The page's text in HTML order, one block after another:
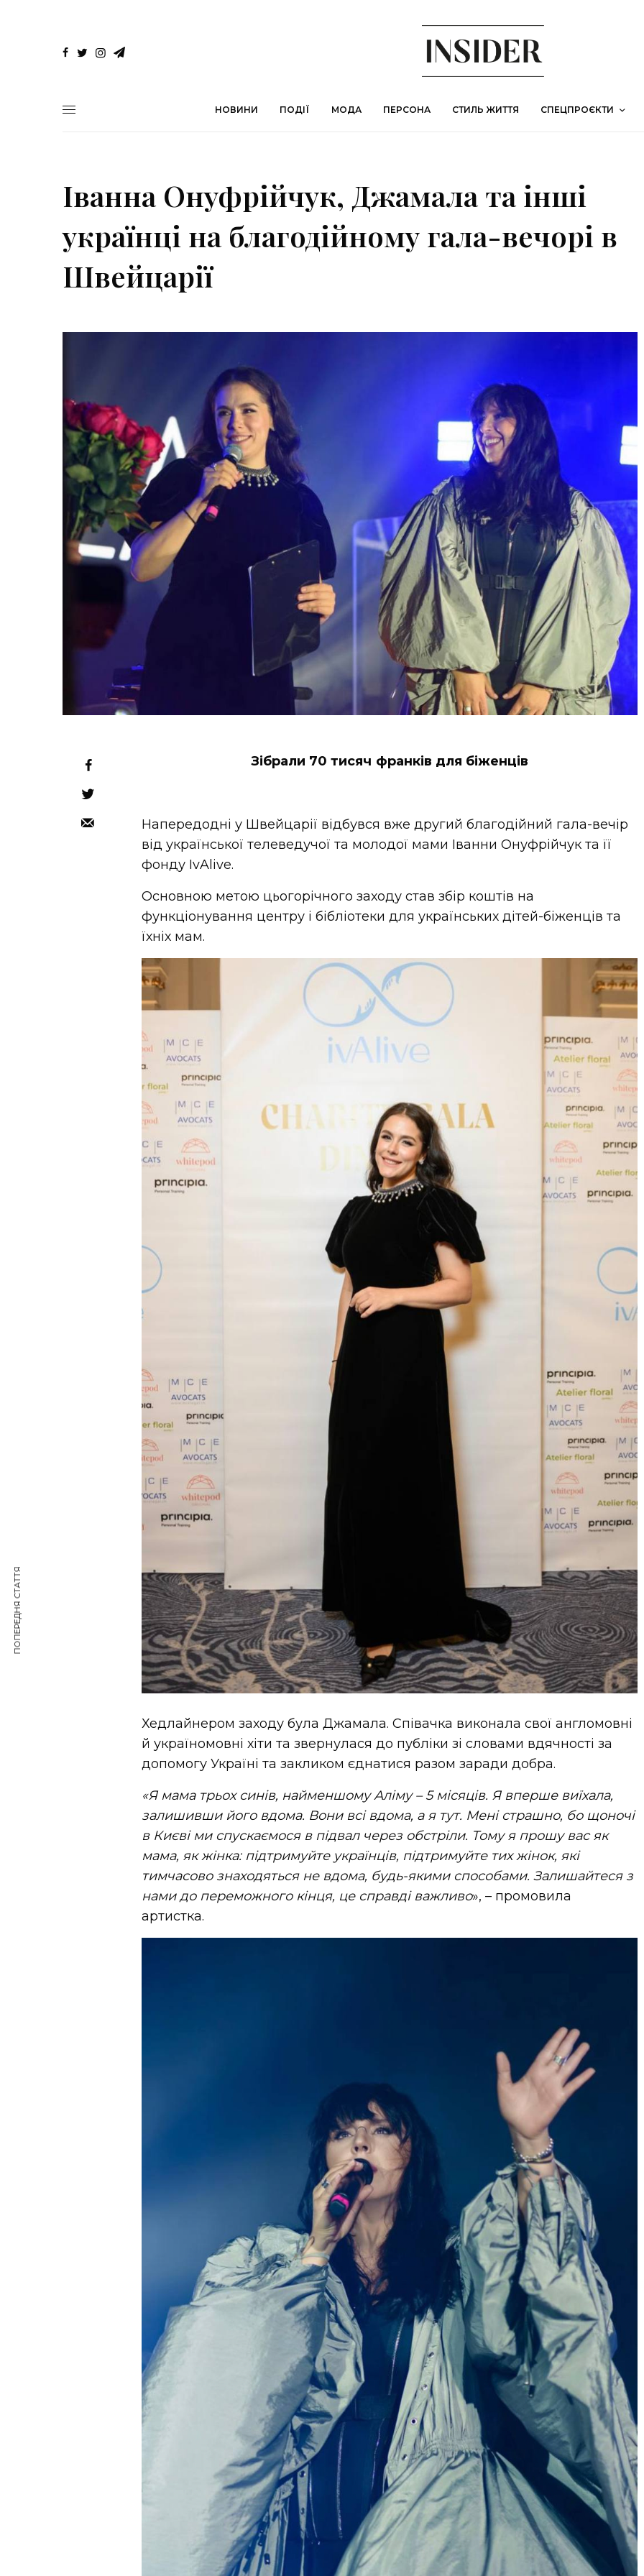
НОВИНИ ПОДІЇ МОДА ПЕРСОНА СТИЛЬ ЖИТТЯ СПЕЦПРОЄКТИ
Іванна Онуфрійчук, Джамала та інші
українці на благодійному гала-вечорі в
Швейцарії
Зібрали 70 тисяч франків для біженців
Напередодні у Швейцарії відбувся вже другий благодійний гала-вечір
від української телеведучої та молодої мами Іванни Онуфрійчук та її
фонду IvAlive.
Основною метою цьогорічного заходу став збір коштів на
функціонування центру і бібліотеки для українських дітей-біженців та
їхніх мам.
Хедлайнером заходу була Джамала. Співачка виконала свої англомовні
й україномовні хіти та звернулася до публіки зі словами вдячності за
допомогу Україні та закликом єднатися разом заради добра.
«Я мама трьох синів, найменшому Аліму – 5 місяців. Я вперше виїхала,
залишивши його вдома. Вони всі вдома, а я тут. Мені страшно, бо щоночі
в Києві ми спускаємося в підвал через обстріли. Тому я прошу вас як
мама, як жінка: підтримуйте українців, підтримуйте тих жінок, які
тимчасово знаходяться не вдома, будь-якими способами. Залишайтеся з
нами до переможного кінця, це справді важливо», – промовила
артистка.
ПОПЕРЕДНЯ СТАТТЯ